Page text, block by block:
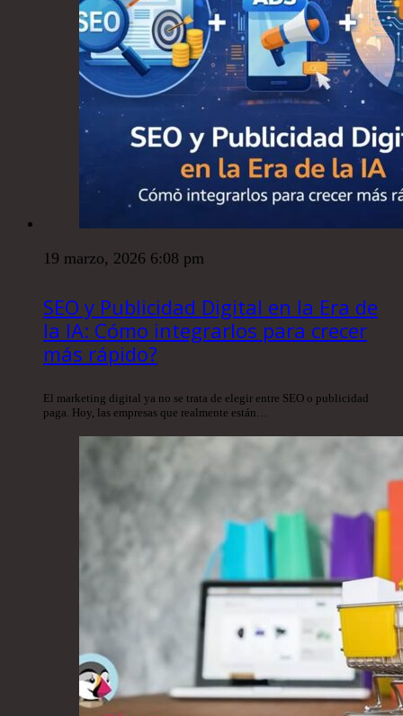
19 marzo, 2026 6:08 pm
SEO y Publicidad Digital en la Era de
la IA: Cómo integrarlos para crecer
más rápido?
El marketing digital ya no se trata de elegir entre SEO o publicidad
paga. Hoy, las empresas que realmente están…